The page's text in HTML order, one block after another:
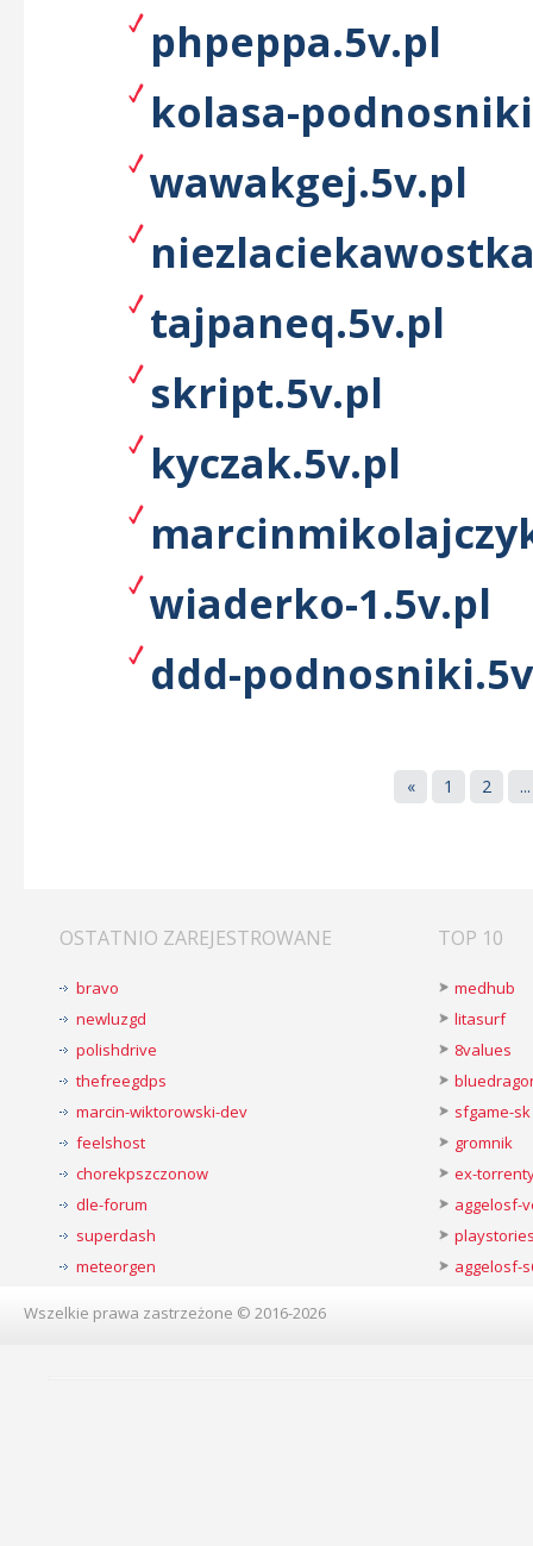
phpeppa.5v.pl
kolasa-
wawakgej.5v.pl
tajpaneq.5v.pl
skript.5v.pl
kyczak.5v.pl
wiaderko-1.5v.pl
ddd-
« 1 2 ...
OSTATNIO ZAREJESTROWANE
bravo
newluzgd
polishdrive
thefreegdps
marcin-wiktorowski-dev
feelshost
chorekpszczonow
dle-forum
superdash
meteorgen
TOP 10
medhub
litasurf
8values
sfgame-sk
gromnik
ex-
aggelosf-
aggelosf-
Wszelkie prawa zastrzeżone © 2016-2026